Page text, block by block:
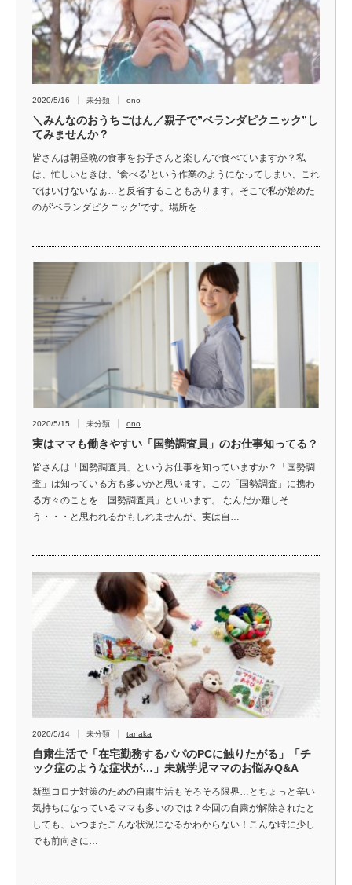
2020/5/16 未分類 ono
＼みんなのおうちごはん／親子で”ベランダピクニック”し
てみませんか？
皆さんは朝昼晩の食事をお子さんと楽しんで食べていますか？私
は、忙しいときは、‘食べる’という作業のようになってしまい、これ
ではいけないなぁ…と反省することもあります。そこで私が始めた
のが‘ベランダピクニック’です。場所を…
2020/5/15 未分類 ono
実はママも働きやすい「国勢調査員」のお仕事知ってる？
皆さんは「国勢調査員」というお仕事を知っていますか？「国勢調
査」は知っている方も多いかと思います。この「国勢調査」に携わ
る方々のことを「国勢調査員」といいます。 なんだか難しそ
う・・・と思われるかもしれませんが、実は自…
2020/5/14 未分類 tanaka
自粛生活で「在宅勤務するパパのPCに触りたがる」「チ
ック症のような症状が…」未就学児ママのお悩みQ&A
新型コロナ対策のための自粛生活もそろそろ限界…とちょっと辛い
気持ちになっているママも多いのでは？今回の自粛が解除されたと
しても、いつまたこんな状況になるかわからない！こんな時に少し
でも前向きに…